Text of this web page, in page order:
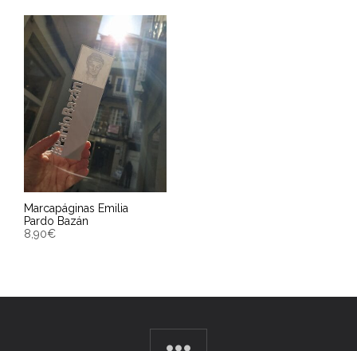
Marcapáginas Emilia
Pardo Bazán
8,90€
Entrega Estimada entre